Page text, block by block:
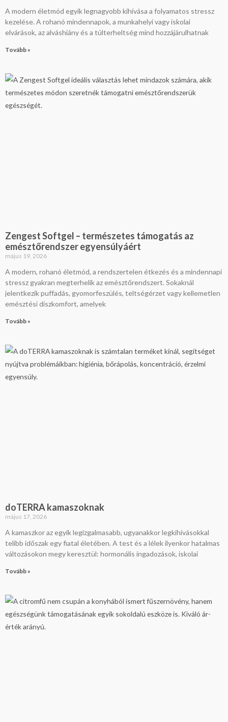
A modern életmód egyik legnagyobb kihívása a folyamatos stressz
kezelése. A rohanó mindennapok, a munkahelyi vagy iskolai
elvárások, az alváshiány és a túlterheltség mind hozzájárulhatnak
Tovább »
Zengest Softgel – természetes támogatás az
emésztőrendszer egyensúlyáért
május 19, 2026
A modern, rohanó életmód, a rendszertelen étkezés és a mindennapi
stressz gyakran megterhelik az emésztőrendszert. Sokaknál
jelentkezik puffadás, gyomorfeszülés, teltségérzet vagy kellemetlen
emésztési diszkomfort, amelyek
Tovább »
doTERRA kamaszoknak
május 17, 2026
A kamaszkor az egyik legizgalmasabb, ugyanakkor legkihívásokkal
telibb időszak egy fiatal életében. A test és a lélek ilyenkor hatalmas
változásokon megy keresztül: hormonális ingadozások, iskolai
Tovább »